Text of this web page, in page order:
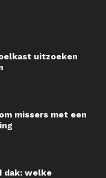
uitzoeken
missers met een
dak: welke